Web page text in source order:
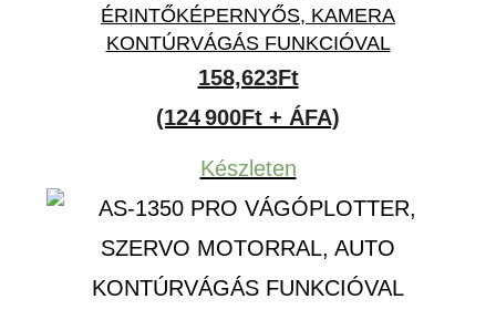
ÉRINTŐKÉPERNYŐS, KAMERA
KONTÚRVÁGÁS FUNKCIÓVAL
158,623Ft
(124 900Ft + ÁFA)
Készleten